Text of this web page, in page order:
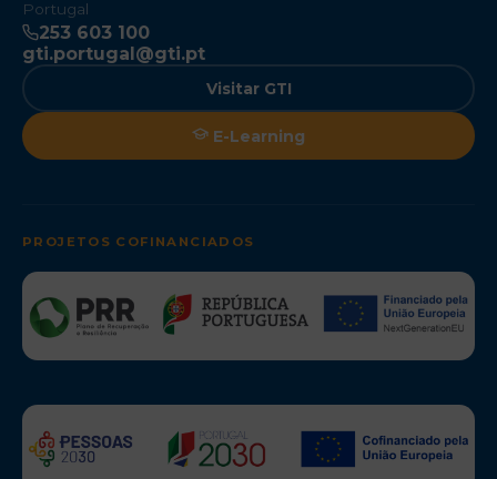
Portugal
253 603 100
gti.portugal@gti.pt
Visitar GTI
E-Learning
PROJETOS COFINANCIADOS